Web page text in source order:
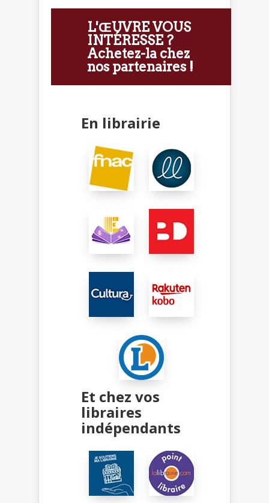
L'ŒUVRE VOUS
INTÉRESSE ?
Achetez-la chez
nos partenaires !
En librairie
Et chez vos
libraires
indépendants